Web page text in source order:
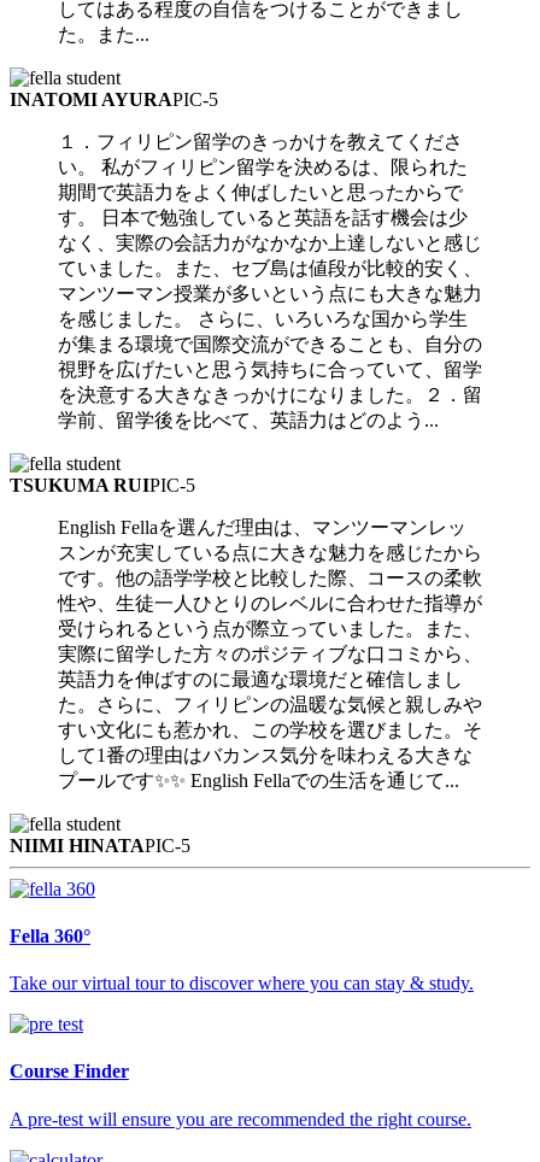
してはある程度の自信をつけることができまし
た。また...
INATOMI AYURAPIC-5
１．フィリピン留学のきっかけを教えてくださ
い。 私がフィリピン留学を決めるは、限られた
期間で英語力をよく伸ばしたいと思ったからで
す。 日本で勉強していると英語を話す機会は少
なく、実際の会話力がなかなか上達しないと感じ
ていました。また、セブ島は値段が比較的安く、
マンツーマン授業が多いという点にも大きな魅力
を感じました。 さらに、いろいろな国から学生
が集まる環境で国際交流ができることも、自分の
視野を広げたいと思う気持ちに合っていて、留学
を決意する大きなきっかけになりました。２．留
学前、留学後を比べて、英語力はどのよう...
TSUKUMA RUIPIC-5
English Fellaを選んだ理由は、マンツーマンレッ
スンが充実している点に大きな魅力を感じたから
です。他の語学学校と比較した際、コースの柔軟
性や、生徒一人ひとりのレベルに合わせた指導が
受けられるという点が際立っていました。また、
実際に留学した方々のポジティブな口コミから、
英語力を伸ばすのに最適な環境だと確信しまし
た。さらに、フィリピンの温暖な気候と親しみや
すい文化にも惹かれ、この学校を選びました。そ
して1番の理由はバカンス気分を味わえる大きな
プールです✨✨ English Fellaでの生活を通じて...
NIIMI HINATAPIC-5
Fella 360°
Take our virtual tour to discover where you can stay & study.
Course Finder
A pre-test will ensure you are recommended the right course.